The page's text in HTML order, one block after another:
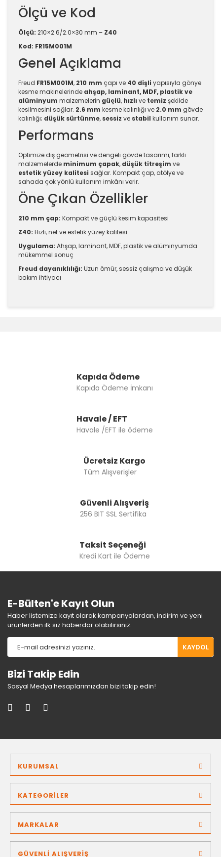
Ölçü ve Kod
Ölçü: 210×2.6/2.0×30 mm – Z40
Kod: FR15M001M
Genel Açıklama
Freud FR15M001M, 210 mm çapı ve 40 dişli yapısıyla gönye
kesme makinelerinde ahşap, laminant, MDF, plastik ve
alüminyum malzemelerin güçlü, hızlı ve temiz şekilde
kesilmesini sağlar. 2.6 mm kesme kalınlığı ve 2.0 mm gövde
kalınlığı; düşük sürtünme, sessiz ve stabil kullanım sunar.
Performans
Optimize diş geometrisi ve dengeli gövde tasarımı, farklı
malzemelerde minimum çapak, düşük titreşim ve
estetik yüzey kalitesi sağlar. Kompakt çap, atölye ve
sahada çok yönlü kullanım imkânı verir.
Öne Çıkan Özellikler
210 mm çap: Kompakt ve güçlü kesim kapasitesi
Z40: Hızlı, net ve estetik yüzey kalitesi
Uygulama: Ahşap, laminant, MDF, plastik ve alüminyumda
mükemmel sonuç
Freud dayanıklılığı: Uzun ömür, sessiz çalışma ve düşük
bakım ihtiyacı
Ürün açıklamasında eksik bilgiler bulunuyor.
Ürün bilgilerinde hatalar bulunuyor.
Bu ürüne benzer farklı alternatifler olmalı.
Kapıda Ödeme
Kapıda Ödeme İmkanı
Havale / EFT
Havale /EFT ile ödeme
Ücretsiz Kargo
Tüm Alışverişler
Güvenli Alışveriş
256 BIT SSL Sertifika
Taksit Seçeneği
Kredi Kart ile Ödeme
E-Bülten'e Kayıt Olun
Haber listemize kayıt olarak kampanyalardan, indirim ve yeni
ürünlerden ilk siz haberdar olabilirsiniz.
KAYDOL
Bizi Takip Edin
Sosyal Medya hesaplarımızdan bizi takip edin!
KURUMSAL
KATEGORİLER
MARKALAR
GÜVENLİ ALIŞVERİŞ